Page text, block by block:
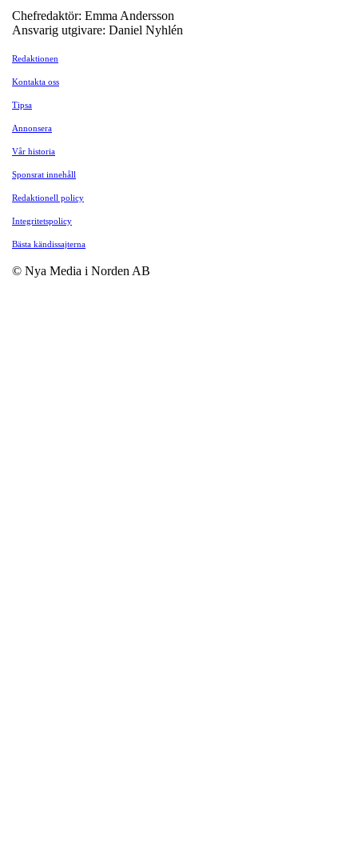
Chefredaktör: Emma Andersson
Ansvarig utgivare: Daniel Nyhlén
Redaktionen
Kontakta oss
Tipsa
Annonsera
Vår historia
Sponsrat innehåll
Redaktionell policy
Integritetspolicy
Bästa kändissajterna
© Nya Media i Norden AB